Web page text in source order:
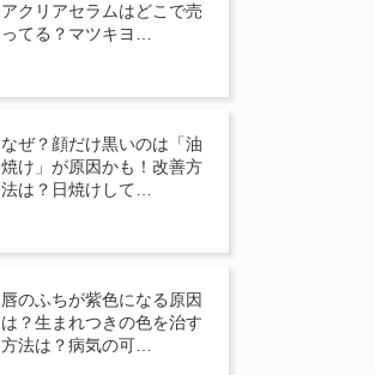
アクリアセラムはどこで売
ってる？マツキヨ…
なぜ？顔だけ黒いのは「油
焼け」が原因かも！改善方
法は？日焼けして…
唇のふちが紫色になる原因
は？生まれつきの色を治す
方法は？病気の可…